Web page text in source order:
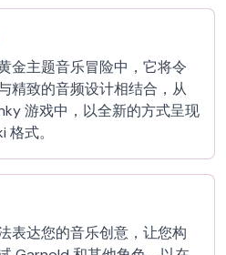
金主题音乐冒险中，它将令
精致的音频设计相结合，从
游戏中，以全新的方式呈现
式。
表达您的音乐创意，让您构